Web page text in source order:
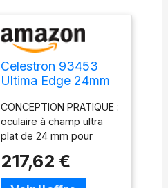
Celestron 93453
Ultima Edge 24mm
Field Eyepiece
Designed for 1.25"
Focusers -
Incredibly Crisp
Views, Fully Multi-
Coated Lens,
CONCEPTION PRATIQUE :
oculaire à champ ultra
plat de 24 mm pour
IMAGE ULTRA CLAIRE ET
NETTE : vues
217,62 €